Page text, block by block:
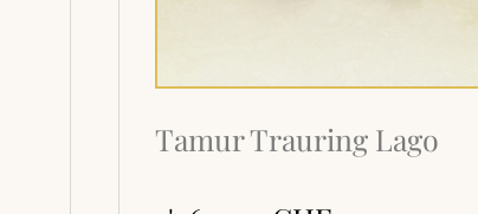
Tamur Trauring Lago